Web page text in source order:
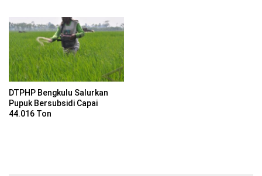
DTPHP Bengkulu Salurkan
Pupuk Bersubsidi Capai
44.016 Ton